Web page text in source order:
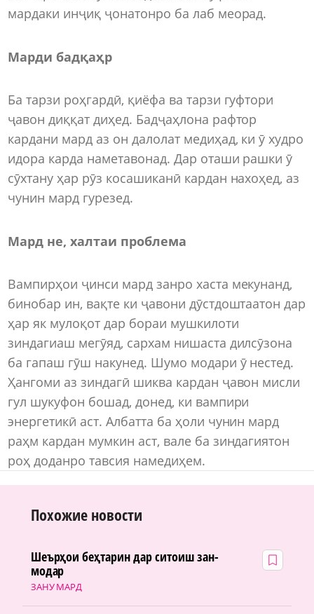
мардаки инҷиқ ҷонатонро ба лаб меорад.
Марди бадқаҳр
Ба тарзи роҳгардӣ, қиёфа ва тарзи гуфтори
ҷавон диққат диҳед. Бадҷаҳлона рафтор
кардани мард аз он далолат медиҳад, ки ӯ худро
идора карда наметавонад. Дар оташи рашки ӯ
сӯхтану ҳар рӯз косашиканӣ кардан нахоҳед, аз
чунин мард гурезед.
Мард не, халтаи проблема
Вампирҳои ҷинси мард занро хаста мекунанд,
бинобар ин, вақте ки ҷавони дӯстдоштаатон дар
ҳар як мулоқот дар бораи мушкилоти
зиндагиаш мегӯяд, сархам нишаста дилсӯзона
ба гапаш гӯш накунед. Шумо модари ӯ нестед.
Ҳангоми аз зиндагӣ шиква кардан ҷавон мисли
гул шукуфон бошад, донед, ки вампири
энергетикӣ аст. Албатта ба ҳоли чунин мард
раҳм кардан мумкин аст, вале ба зиндагиятон
роҳ доданро тавсия намедиҳем.
Похожие новости
ЗАНУ МАРД
Шеърҳои беҳтарин дар ситоиш зан-
модар